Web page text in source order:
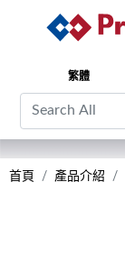
繁體
首頁 產品介紹